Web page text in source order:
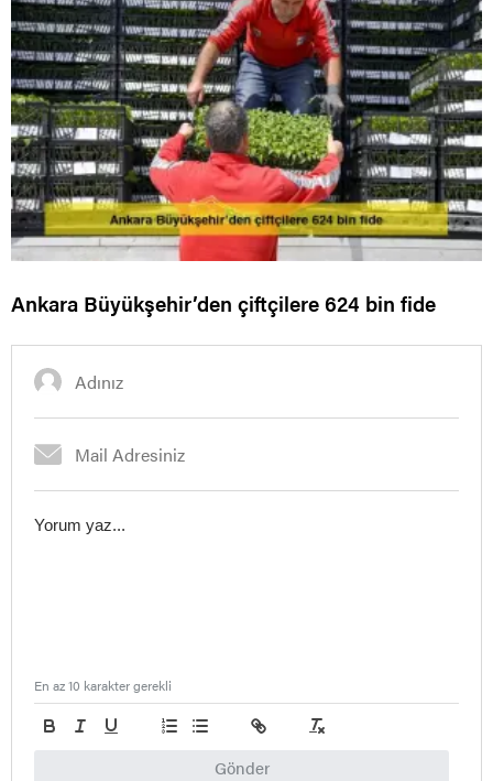
Ankara Büyükşehir’den çiftçilere 624 bin fide
Gönder
En az 10 karakter gerekli